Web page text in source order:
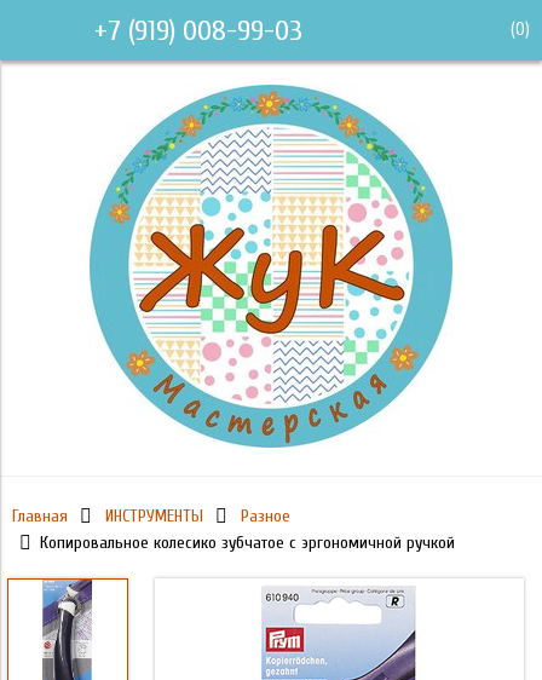
+7 (919) 008-99-03 (0)
Главная ИНСТРУМЕНТЫ
Разное
Копировальное колесико зубчатое с эргономичной ручкой